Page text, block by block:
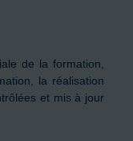
de la formation,
la réalisation
et mis à jour